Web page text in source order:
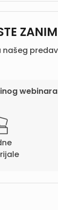
našeg